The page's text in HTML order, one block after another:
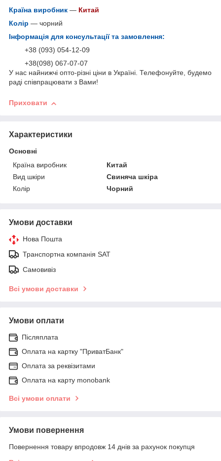
Країна виробник — Китай
Колір — чорний
Інформація для консультації та замовлення:
+38 (093) 054-12-09
+38(098) 067-07-07
У нас найнижчі опто-різні ціни в Україні. Телефонуйте, будемо
раді співпрацювати з Вами!
Приховати
Характеристики
Основні
Країна виробник
Китай
Вид шкіри
Свиняча шкіра
Колір
Чорний
Умови доставки
Нова Пошта
Транспортна компанія SAT
Самовивіз
Всі умови доставки
Умови оплати
Післяплата
Оплата на картку "ПриватБанк"
Оплата за реквізитами
Оплата на карту monobank
Всі умови оплати
Умови повернення
Повернення товару впродовж 14 днів за рахунок покупця